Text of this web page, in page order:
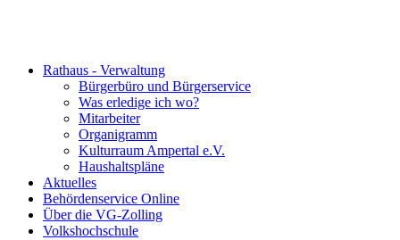
Rathaus - Verwaltung
Bürgerbüro und Bürgerservice
Was erledige ich wo?
Mitarbeiter
Organigramm
Kulturraum Ampertal e.V.
Haushaltspläne
Aktuelles
Behördenservice Online
Über die VG-Zolling
Volkshochschule